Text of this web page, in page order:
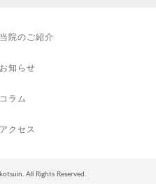
当院のご紹介
お知らせ
コラム
アクセス
All Rights Reserved.